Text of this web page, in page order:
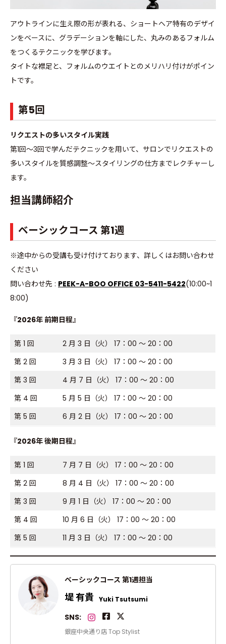
アウトラインに生え際の形が表れる、ショートヘア特有のデザイ
ンをベースに、グラデーションを軸にした、丸みのあるフォルム
をつくるテクニックを学びます。
タイトな襟足と、フォルムのウエイトとのメリハリ付けがポイン
トです。
第5回
リクエストの多いスタイル実践
第1回〜3回で学んだテクニックを用いて、サロンでリクエストの
多いスタイルを質感調整〜スタイリングの仕方までレクチャーし
ます。
担当講師紹介
ベーシックコース 第1週
※途中からの受講も受け付けております、詳しくはお問い合わせ
ください
問い合わせ先 : PEEK-A-BOO OFFICE 03-5411-5422(10:00~1
8:00)
『2026年 前期日程』
第 1 回
2 月 3 日（火） 17：00 ～ 20：00
第 2 回
3 月 3 日（火） 17：00 ～ 20：00
第 3 回
4 月 7 日（火） 17：00 ～ 20：00
第 4 回
5 月 5 日（火） 17：00 ～ 20：00
第 5 回
6 月 2 日（火） 17：00 ～ 20：00
『2026年 後期日程』
第 1 回
7 月 7 日（火） 17：00 ～ 20：00
第 2 回
8 月 4 日（火） 17：00 ～ 20：00
第 3 回
9 月 1 日（火） 17：00 ～ 20：00
第 4 回
10 月 6 日（火） 17：00 ～ 20：00
第 5 回
11 月 3 日（火） 17：00 ～ 20：00
ベーシックコース 第1週担当
堤 有貴 Yuki Tsutsumi
SNS:
銀座中央通り店 Top Stylist